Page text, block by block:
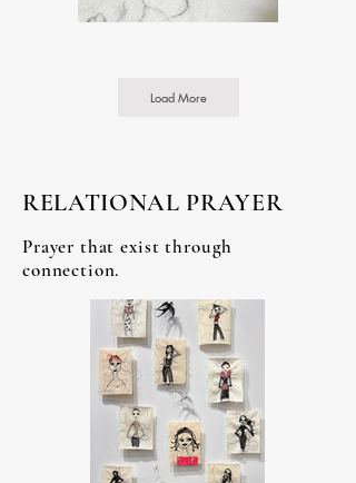
Load More
RELATIONAL PRAYER
Prayer that exist through
connection.